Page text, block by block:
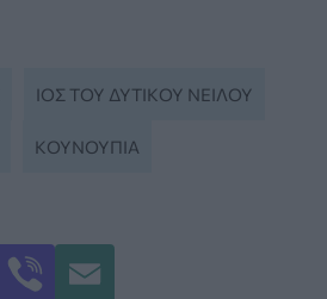
ΙΌΣ ΤΟΥ ΔΥΤΙΚΟΎ ΝΕΊΛΟΥ
ΚΟΥΝΟΥΠΙΑ